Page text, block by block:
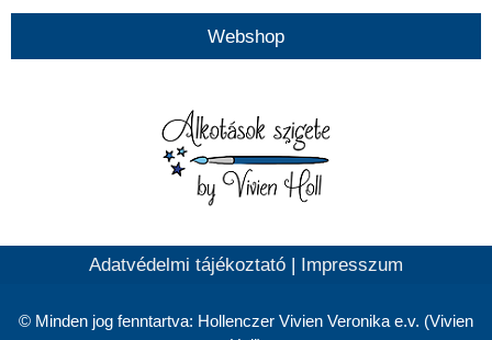
Webshop
Adatvédelmi tájékoztató | Impresszum
© Minden jog fenntartva: Hollenczer Vivien Veronika e.v. (Vivien